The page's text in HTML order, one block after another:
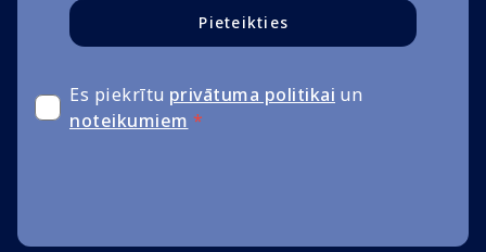
Pieteikties
Es piekrītu privātuma politikai un
noteikumiem *